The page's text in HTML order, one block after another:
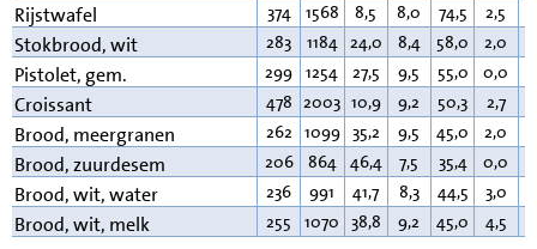
Rijstwafel 374 1568 8,5 8,0 74,5 2,5
Stokbrood, wit 283 1184 24,0 8,4 58,0 2,0
Pistolet, gem. 299 1254 27,5 9,5 55,0 0,0
Croissant 478 2003 10,9 9,2 50,3 2,7
Brood, meergranen 262 1099 35,2 9,5 45,0 2,0
Brood, zuurdesem 206 864 46,4 7,5 35,4 0,0
Brood, wit, water 236 991 41,7 8,3 44,5 3,0
Brood, wit, melk 255 1070 38,8 9,2 45,0 4,5